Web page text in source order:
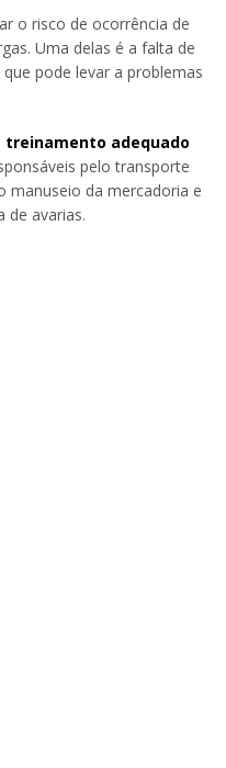
o risco de ocorrência de
Uma delas é a falta de
pode levar a problemas
treinamento adequado
pelo transporte
manuseio da mercadoria e
de avarias.